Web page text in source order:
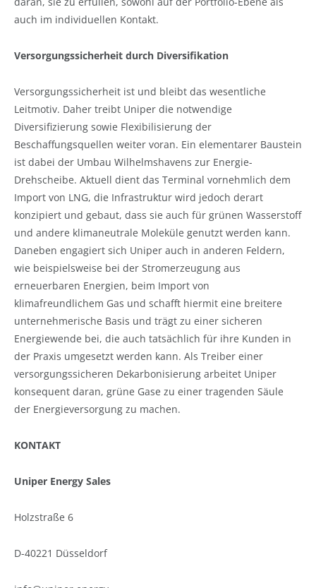
auch im individuellen Kontakt.
Versorgungssicherheit durch Diversifikation
Versorgungssicherheit ist und bleibt das wesentliche
Leitmotiv. Daher treibt Uniper die notwendige
Diversifizierung sowie Flexibilisierung der
Beschaffungsquellen weiter voran. Ein elementarer Baustein
ist dabei der Umbau Wilhelmshavens zur Energie-
Drehscheibe. Aktuell dient das Terminal vornehmlich dem
Import von LNG, die Infrastruktur wird jedoch derart
konzipiert und gebaut, dass sie auch für grünen Wasserstoff
und andere klimaneutrale Moleküle genutzt werden kann.
Daneben engagiert sich Uniper auch in anderen Feldern,
wie beispielsweise bei der Stromerzeugung aus
erneuerbaren Energien, beim Import von
klimafreundlichem Gas und schafft hiermit eine breitere
unternehmerische Basis und trägt zu einer sicheren
Energiewende bei, die auch tatsächlich für ihre Kunden in
der Praxis umgesetzt werden kann. Als Treiber einer
versorgungssicheren Dekarbonisierung arbeitet Uniper
konsequent daran, grüne Gase zu einer tragenden Säule
der Energieversorgung zu machen.
KONTAKT
Uniper Energy Sales
Holzstraße 6
D-40221 Düsseldorf